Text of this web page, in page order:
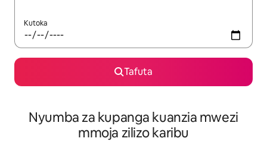
Kutoka
Tafuta
Nyumba za kupanga kuanzia mwezi
mmoja zilizo karibu